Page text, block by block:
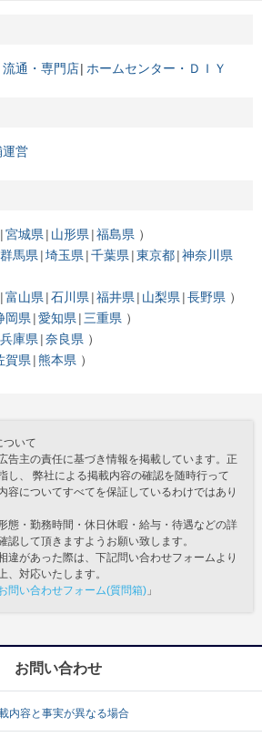
流通・専門店 ホームセンター・ＤＩＹ
運営
宮城県 山形県 福島県
群馬県 埼玉県 千葉県 東京都 神奈川県
富山県 石川県 福井県 山梨県 長野県
岡県 愛知県
三重県
兵庫県 奈良県
賀県 熊本県
ついて
告主の責任に基づき情報を掲載しています。正
し、 弊社による掲載内容の確認を随時行って
容についてすべてを保証しているわけではあり
態・勤務時間・休日休暇・給与・待遇などの詳
認して頂きますようお願い致します。
違があった際は、下記問い合わせフォームより
、対応いたします。
問い合わせフォーム(質問箱) 」
お問い合わせ
内容と事実が異なる場合